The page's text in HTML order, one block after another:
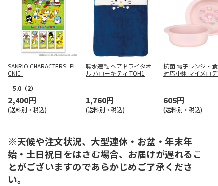
SANRIO CHARACTERS -PI
CNIC-
5.0 （2）
2,400円
(送料別・税込)
吸水速乾 ヘアドライタオ
ル ハローキティ TOH1
1,760円
(送料別・税込)
抗菌 電子レンジ・
対応小鉢 マイメロ
605円
(送料別・税込)
※天候や注文状況、大型連休・お盆・年末年
始・土日祝日をはさむ場合、お届けが遅れるこ
とがございますのであらかじめご了承くださ
い。